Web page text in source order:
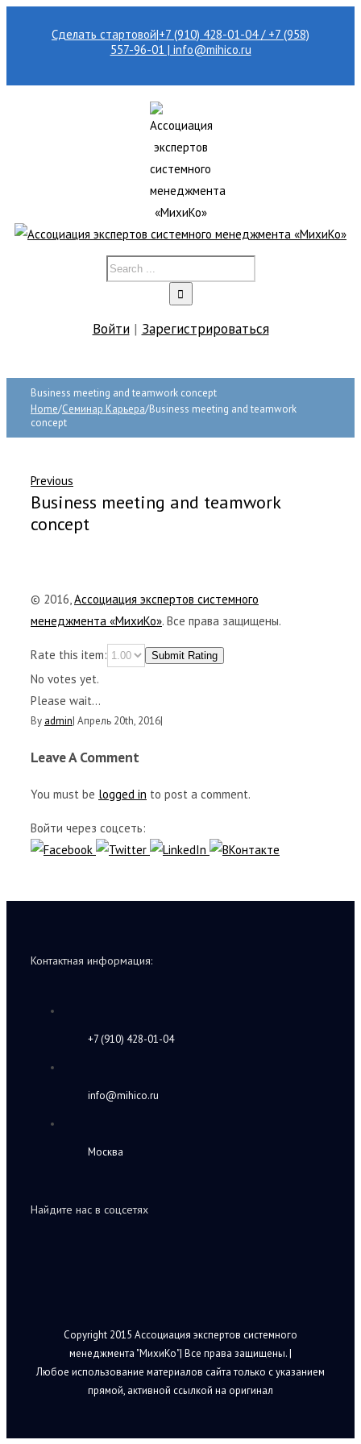
Сделать стартовой|+7 (910) 428-01-04 / +7 (958)
557-96-01 | info@mihico.ru
Войти| Зарегистрироваться
Business meeting and teamwork concept
Home/Семинар Карьера/Business meeting and teamwork
concept
Previous
Business meeting and teamwork
concept
© 2016,Ассоциация экспертов системного
менеджмента «МихиКо». Все права защищены.
Rate this item: Submit Rating
No votes yet.
Please wait...
By admin| Апрель 20th, 2016|
Leave A Comment
You must be logged in to post a comment.
Войти через соцсеть:
Контактная информация:
+7 (910) 428-01-04
info@mihico.ru
Москва
Найдите нас в соцсетях
Copyright 2015 Ассоциация экспертов системного
менеджмента "МихиКо"| Все права защищены. |
Любое использование материалов сайта только с указанием
прямой, активной ссылкой на оригинал